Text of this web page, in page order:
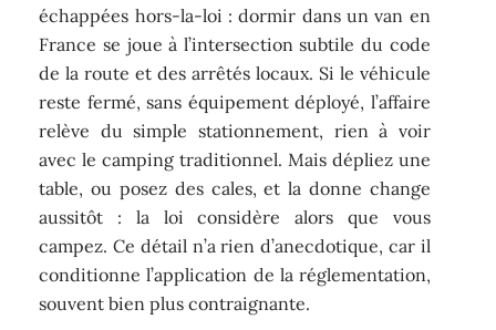
échappées hors-la-loi : dormir dans un van en
France se joue à l’intersection subtile du code
de la route et des arrêtés locaux. Si le véhicule
reste fermé, sans équipement déployé, l’affaire
relève du simple stationnement, rien à voir
avec le camping traditionnel. Mais dépliez une
table, ou posez des cales, et la donne change
aussitôt : la loi considère alors que vous
campez. Ce détail n’a rien d’anecdotique, car il
conditionne l’application de la réglementation,
souvent bien plus contraignante.